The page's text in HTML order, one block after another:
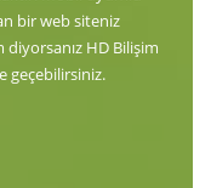
bir web siteniz
HD Bilişim
geçebilirsiniz.